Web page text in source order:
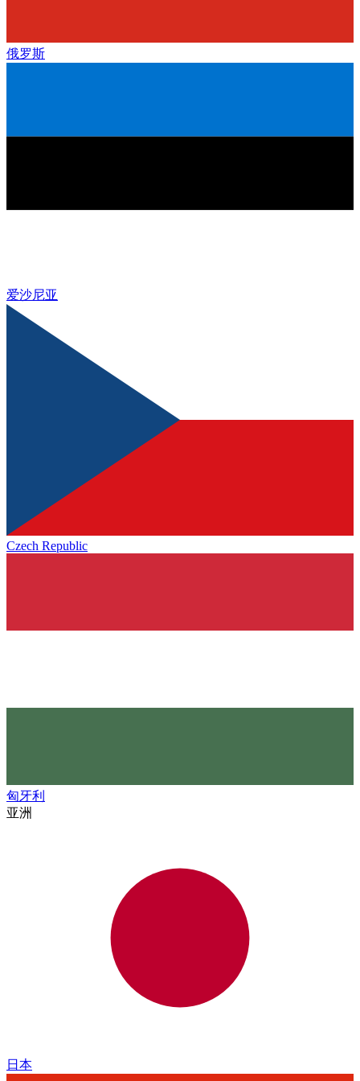
俄罗斯
爱沙尼亚
Czech Republic
匈牙利
亚洲
日本